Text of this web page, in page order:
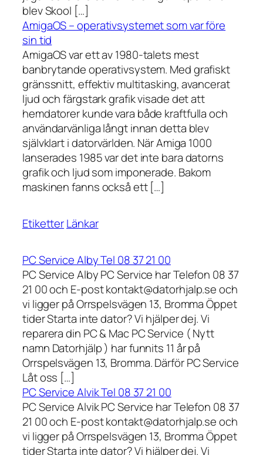
blev Skool […]
AmigaOS – operativsystemet som var före
sin tid
AmigaOS var ett av 1980-talets mest
banbrytande operativsystem. Med grafiskt
gränssnitt, effektiv multitasking, avancerat
ljud och färgstark grafik visade det att
hemdatorer kunde vara både kraftfulla och
användarvänliga långt innan detta blev
självklart i datorvärlden. När Amiga 1000
lanserades 1985 var det inte bara datorns
grafik och ljud som imponerade. Bakom
maskinen fanns också ett […]
EtiketterLänkar
PC Service Alby Tel 08 37 21 00
PC Service Alby PC Service har Telefon 08 37
21 00 och E-post kontakt@datorhjalp.se och
vi ligger på Orrspelsvägen 13, Bromma Öppet
tider Starta inte dator? Vi hjälper dej. Vi
reparera din PC & Mac PC Service ( Nytt
namn Datorhjälp ) har funnits 11 år på
Orrspelsvägen 13, Bromma. Därför PC Service
Låt oss […]
PC Service Alvik Tel 08 37 21 00
PC Service Alvik PC Service har Telefon 08 37
21 00 och E-post kontakt@datorhjalp.se och
vi ligger på Orrspelsvägen 13, Bromma Öppet
tider Starta inte dator? Vi hjälper dej. Vi